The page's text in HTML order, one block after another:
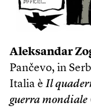
Aleksandar
Pančevo, in
Italia è Il
guerra mondiale